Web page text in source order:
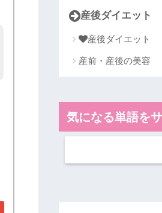
産後ダイエット
産後ダイエット
産前・産後の美容
気になる単語を